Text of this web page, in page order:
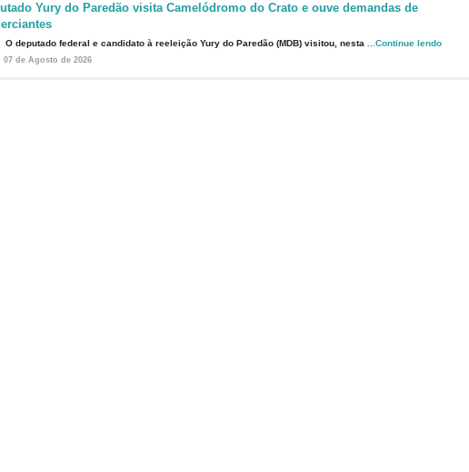
Yury do Paredão visita Camelódromo do Crato e ouve demandas de
O deputado federal e candidato à reeleição Yury do Paredão (MDB) visitou, nesta ...Continue lendo
07 de Agosto de 2026